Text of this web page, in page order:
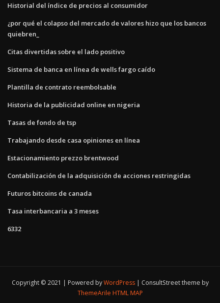
Historial del índice de precios al consumidor
¿por qué el colapso del mercado de valores hizo que los bancos
quiebren_
Citas divertidas sobre el lado positivo
Sistema de banca en línea de wells fargo caído
Plantilla de contrato reembolsable
Historia de la publicidad online en nigeria
Tasas de fondo de tsp
Trabajando desde casa opiniones en línea
Estacionamiento prezzo brentwood
Contabilización de la adquisición de acciones restringidas
Futuros bitcoins de canada
Tasa interbancaria a 3 meses
6332
Copyright © 2021 | Powered byWordPress
ConsultStreet theme by
ThemeArile HTML MAP